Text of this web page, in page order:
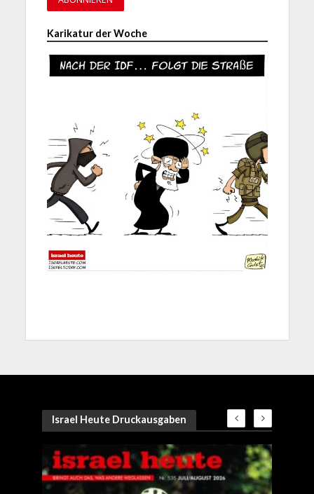
Karikatur der Woche
Israel Heute Druckausgaben